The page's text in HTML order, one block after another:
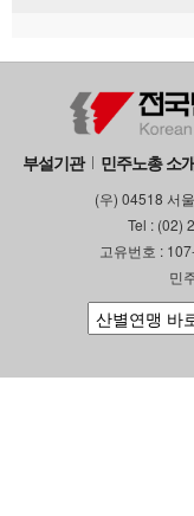
부설기관 민주노총 소
(우) 04518 서
Tel : (02)
고유번호 :
민